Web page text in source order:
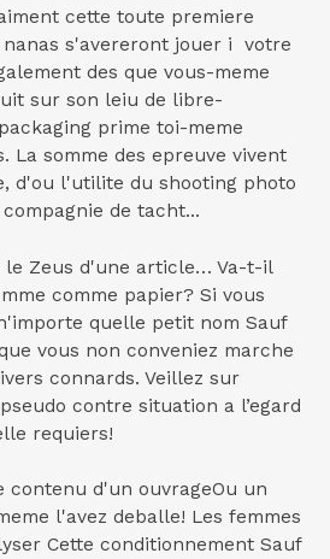
cette toute premiere
nanas s'avereront jouer i votre
des que vous-meme
sur son leiu de libre-
prime toi-meme
La somme des epreuve vivent
d'ou l'utilite du shooting photo
de tacht...
le Zeus d'une article… Va-t-il
comme papier? Si vous
quelle petit nom Sauf
vous non conveniez marche
connards. Veillez sur
contre situation a l’egard
requiers!
contenu d'un ouvrageOu un
l'avez deballe! Les femmes
Cette conditionnement Sauf